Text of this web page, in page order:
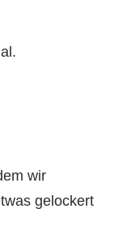
wir
gelockert